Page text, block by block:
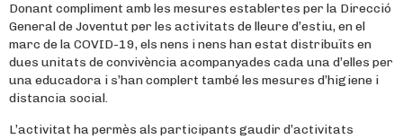
Donant compliment amb les mesures establertes per la Direcció
General de Joventut per les activitats de lleure d’estiu, en el
marc de la COVID-19, els nens i nens han estat distribuïts en
dues unitats de convivència acompanyades cada una d’elles per
una educadora i s’han complert també les mesures d’higiene i
distancia social.
L’activitat ha permès als participants gaudir d’activitats